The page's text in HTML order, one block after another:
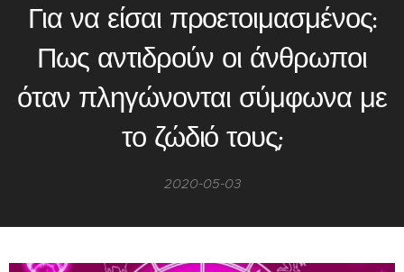
Για να είσαι προετοιμασμένος:
Πως αντιδρούν οι άνθρωποι
όταν πληγώνονται σύμφωνα με
το ζώδιό τους;
2020-05-03